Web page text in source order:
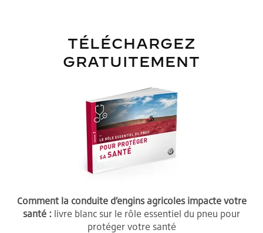
TÉLÉCHARGEZ
GRATUITEMENT
Comment la conduite d’engins agricoles impacte votre
santé : livre blanc sur le rôle essentiel du pneu pour
protéger votre santé